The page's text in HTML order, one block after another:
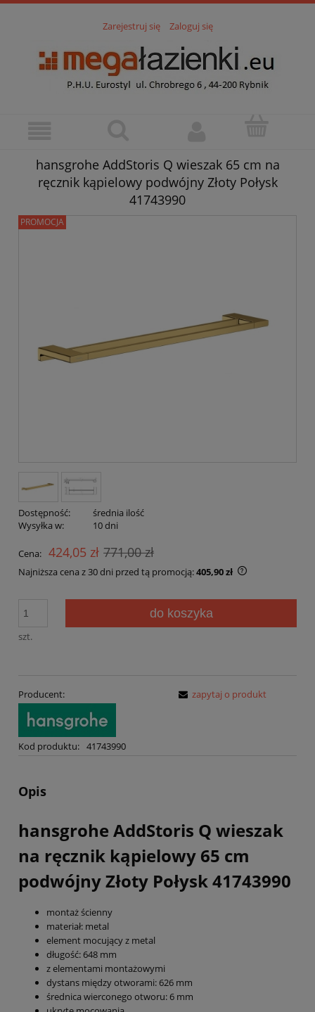
Zarejestruj się Zaloguj się
hansgrohe AddStoris Q wieszak 65 cm na
ręcznik kąpielowy podwójny Złoty Połysk
41743990
PROMOCJA
Dostępność:
średnia ilość
Wysyłka w:
10 dni
Cena: 424,05 zł 771,00 zł
Najniższa cena z 30 dni przed tą promocją:405,90 zł
30 dni,
sprzedaży.
szt.
do koszyka
Producent:
Kod produktu: 41743990
zapytaj o produkt
Opis
hansgrohe AddStoris Q wieszak
na ręcznik kąpielowy 65 cm
podwójny Złoty Połysk 41743990
montaż ścienny
materiał: metal
element mocujący z metal
długość: 648 mm
z elementami montażowymi
dystans między otworami: 626 mm
średnica wierconego otworu: 6 mm